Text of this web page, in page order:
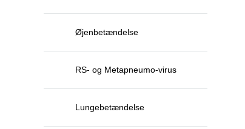
Øjenbetændelse
RS- og Metapneumo-virus
Lungebetændelse